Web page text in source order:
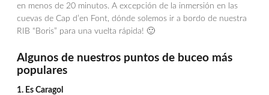
en menos de 20 minutos. A excepción de la inmersión en las
cuevas de Cap d’en Font, dónde solemos ir a bordo de nuestra
RIB “Boris” para una vuelta rápida! 🙂
Algunos de nuestros puntos de buceo más
populares
1. Es Caragol